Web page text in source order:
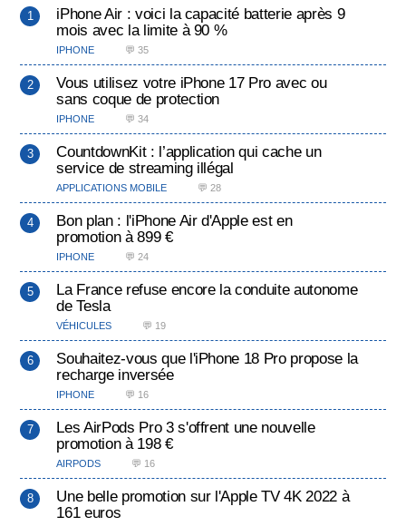
iPhone Air : voici la capacité batterie après 9
mois avec la limite à 90 %
IPHONE 💬 35
Vous utilisez votre iPhone 17 Pro avec ou
sans coque de protection
IPHONE 💬 34
CountdownKit : l’application qui cache un
service de streaming illégal
APPLICATIONS MOBILE 💬 28
Bon plan : l'iPhone Air d'Apple est en
promotion à 899 €
IPHONE 💬 24
La France refuse encore la conduite autonome
de Tesla
VÉHICULES 💬 19
Souhaitez-vous que l'iPhone 18 Pro propose la
recharge inversée
IPHONE 💬 16
Les AirPods Pro 3 s'offrent une nouvelle
promotion à 198 €
AIRPODS 💬 16
Une belle promotion sur l'Apple TV 4K 2022 à
161 euros